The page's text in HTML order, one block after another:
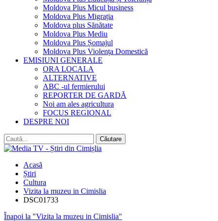
Moldova Plus Micul business
Moldova Plus Migrația
Moldova plus Sănătate
Moldova Plus Mediu
Moldova Plus Șomajul
Moldova Plus Violența Domestică
EMISIUNI GENERALE
ORA LOCALA
ALTERNATIVE
ABC -ul fermierului
REPORTER DE GARDĂ
Noi am ales agricultura
FOCUS REGIONAL
DESPRE NOI
Acasă
Știri
Cultura
Vizita la muzeu in Cimislia
DSC01733
Înapoi la "Vizita la muzeu in Cimislia"